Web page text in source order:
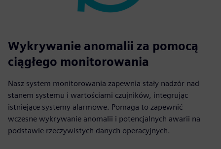
Wykrywanie anomalii za pomocą
ciągłego monitorowania
Nasz system monitorowania zapewnia stały nadzór nad
stanem systemu i wartościami czujników, integrując
istniejące systemy alarmowe. Pomaga to zapewnić
wczesne wykrywanie anomalii i potencjalnych awarii na
podstawie rzeczywistych danych operacyjnych.